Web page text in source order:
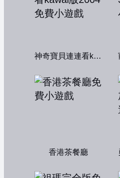
神奇寶貝連連看kawai版2004
香港茶餐廳